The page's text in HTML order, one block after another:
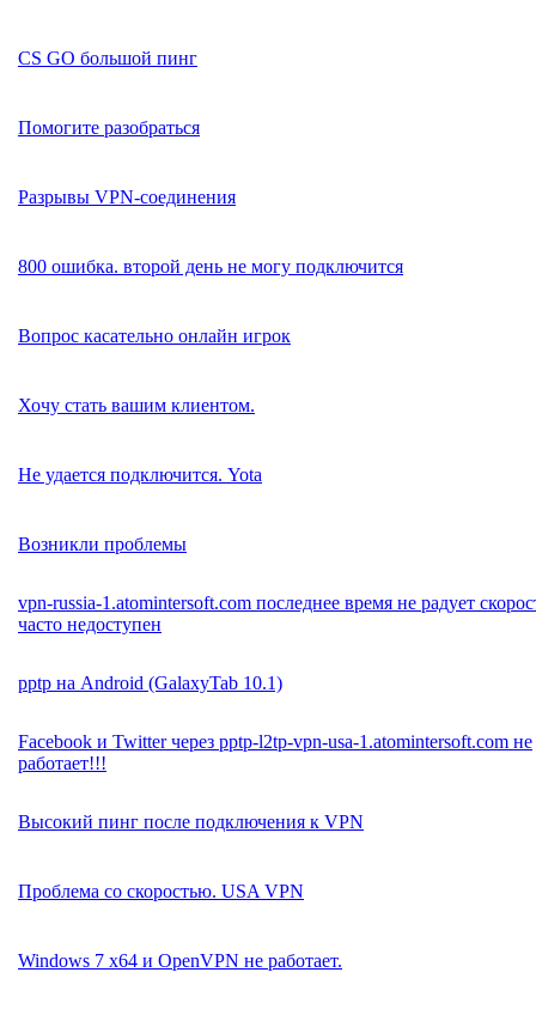
CS GO большой пинг
Помогите разобраться
Разрывы VPN-соединения
800 ошибка. второй день не могу подключится
Вопрос касательно онлайн игрок
Хочу стать вашим клиентом.
Не удается подключится. Yota
Возникли проблемы
vpn-russia-1.atomintersoft.com последнее время не радует
часто недоступен
pptp на Android (GalaxyTab 10.1)
Facebook и Twitter через pptp-l2tp-vpn-usa-1.atomintersoft.com не
работает!!!
Высокий пинг после подключения к VPN
Проблема со скоростью. USA VPN
Windows 7 x64 и OpenVPN не работает.